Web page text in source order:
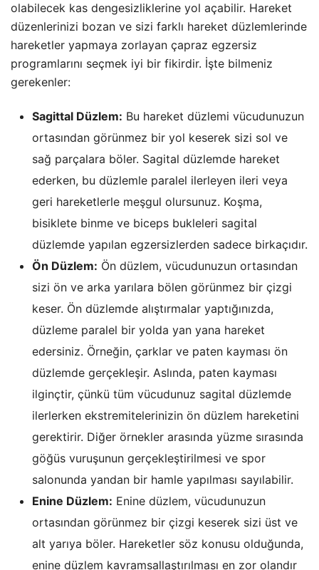
olabilecek kas dengesizliklerine yol açabilir. Hareket
düzenlerinizi bozan ve sizi farklı hareket düzlemlerinde
hareketler yapmaya zorlayan çapraz egzersiz
programlarını seçmek iyi bir fikirdir. İşte bilmeniz
gerekenler:
Sagittal Düzlem: Bu hareket düzlemi vücudunuzun
ortasından görünmez bir yol keserek sizi sol ve
sağ parçalara böler. Sagital düzlemde hareket
ederken, bu düzlemle paralel ilerleyen ileri veya
geri hareketlerle meşgul olursunuz. Koşma,
bisiklete binme ve biceps bukleleri sagital
düzlemde yapılan egzersizlerden sadece birkaçıdır.
Ön Düzlem: Ön düzlem, vücudunuzun ortasından
sizi ön ve arka yarılara bölen görünmez bir çizgi
keser. Ön düzlemde alıştırmalar yaptığınızda,
düzleme paralel bir yolda yan yana hareket
edersiniz. Örneğin, çarklar ve paten kayması ön
düzlemde gerçekleşir. Aslında, paten kayması
ilginçtir, çünkü tüm vücudunuz sagital düzlemde
ilerlerken ekstremitelerinizin ön düzlem hareketini
gerektirir. Diğer örnekler arasında yüzme sırasında
göğüs vuruşunun gerçekleştirilmesi ve spor
salonunda yandan bir hamle yapılması sayılabilir.
Enine Düzlem: Enine düzlem, vücudunuzun
ortasından görünmez bir çizgi keserek sizi üst ve
alt yarıya böler. Hareketler söz konusu olduğunda,
enine düzlem kavramsallaştırılması en zor olandır